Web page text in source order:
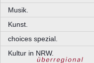
Musik.
Kunst.
choices spezial.
Kultur in NRW.